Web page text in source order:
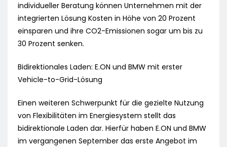
individueller Beratung können Unternehmen mit der
integrierten Lösung Kosten in Höhe von 20 Prozent
einsparen und ihre CO2-Emissionen sogar um bis zu
30 Prozent senken.
Bidirektionales Laden: E.ON und BMW mit erster
Vehicle-to-Grid-Lösung
Einen weiteren Schwerpunkt für die gezielte Nutzung
von Flexibilitäten im Energiesystem stellt das
bidirektionale Laden dar. Hierfür haben E.ON und BMW
im vergangenen September das erste Angebot im